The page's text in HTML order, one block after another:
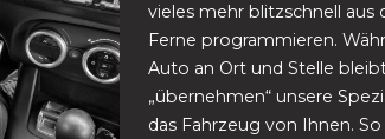
vieles mehr blitzschnell aus
Ferne programmieren.
Auto an Ort und Stelle
„übernehmen“ unsere
das Fahrzeug von Ihnen.